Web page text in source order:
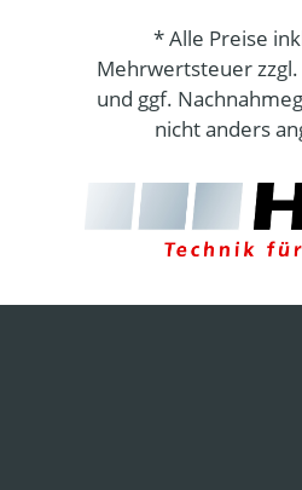
* Alle Preise
Mehrwertsteuer zzgl.
und ggf.
nicht anders